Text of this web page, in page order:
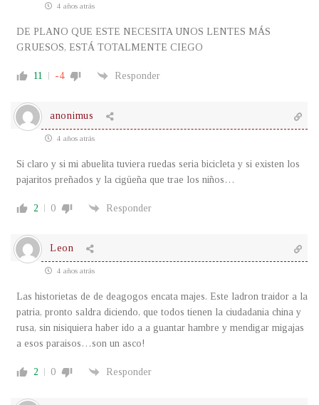
4 años atrás
DE PLANO QUE ESTE NECESITA UNOS LENTES MÁS
GRUESOS, ESTÁ TOTALMENTE CIEGO
11 -4 Responder
anonimus
4 años atrás
Si claro y si mi abuelita tuviera ruedas seria bicicleta y si existen los
pajaritos preñados y la cigüeña que trae los niños…
2 0 Responder
Leon
4 años atrás
Las historietas de de deagogos encata majes. Este ladron traidor a la
patria, pronto saldra diciendo, que todos tienen la ciudadania china y
rusa, sin nisiquiera haber ido a a guantar hambre y mendigar migajas
a esos paraisos…son un asco!
2 0 Responder